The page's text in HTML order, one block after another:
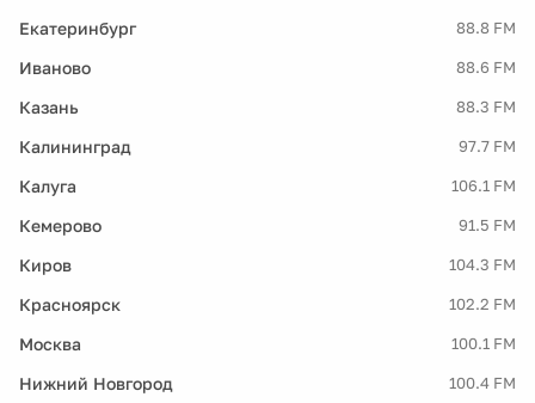
Екатеринбург 88.8 FM
Иваново 88.6 FM
Казань 88.3 FM
Калининград 97.7 FM
Калуга 106.1 FM
Кемерово 91.5 FM
Киров 104.3 FM
Красноярск 102.2 FM
Москва 100.1 FM
Нижний Новгород 100.4 FM